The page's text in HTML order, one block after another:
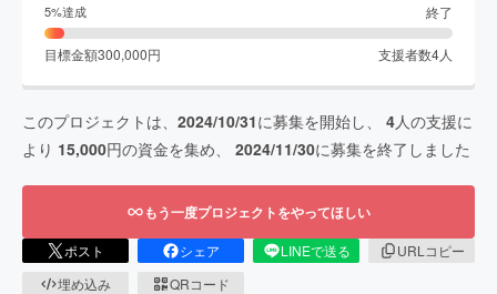
5%達成 終了
目標金額300,000円 支援者数4人
このプロジェクトは、 2024/10/31に募集を開始し、 4人の支援に
より 15,000円の資金を集め、 2024/11/30に募集を終了しました
もう一度プロジェクトをやってほしい
ポスト シェア LINEで送る
URLコピー
埋め込み
QRコード